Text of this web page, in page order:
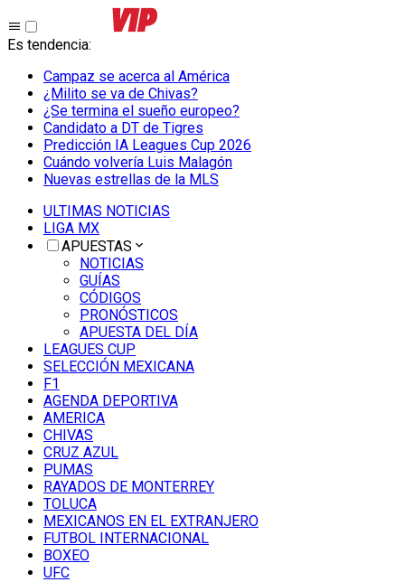
Es tendencia:
Campaz se acerca al América
¿Milito se va de Chivas?
¿Se termina el sueño europeo?
Candidato a DT de Tigres
Predicción IA Leagues Cup 2026
Cuándo volvería Luis Malagón
Nuevas estrellas de la MLS
ULTIMAS NOTICIAS
LIGA MX
APUESTAS
NOTICIAS
GUÍAS
CÓDIGOS
PRONÓSTICOS
APUESTA DEL DÍA
LEAGUES CUP
SELECCIÓN MEXICANA
F1
AGENDA DEPORTIVA
AMERICA
CHIVAS
CRUZ AZUL
PUMAS
RAYADOS DE MONTERREY
TOLUCA
MEXICANOS EN EL EXTRANJERO
FUTBOL INTERNACIONAL
BOXEO
UFC